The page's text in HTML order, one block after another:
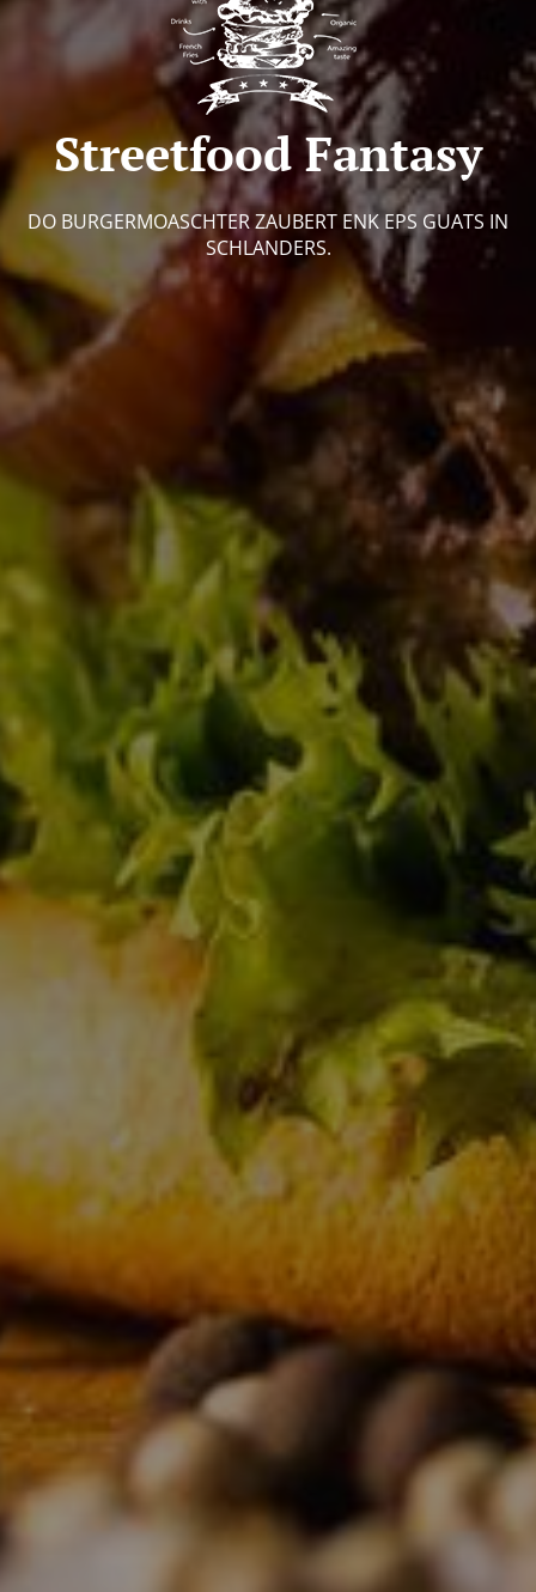
Streetfood Fantasy
DO BURGERMOASCHTER ZAUBERT ENK EPS GUATS IN
SCHLANDERS.